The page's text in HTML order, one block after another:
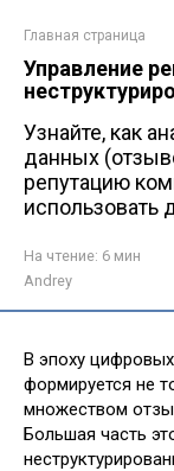
Главная страница
Управление
Узнайте, как
данных
репутацию
использовать
На чтение: 6 мин
Andrey
В эпоху
формируется не
множеством
Большая часть